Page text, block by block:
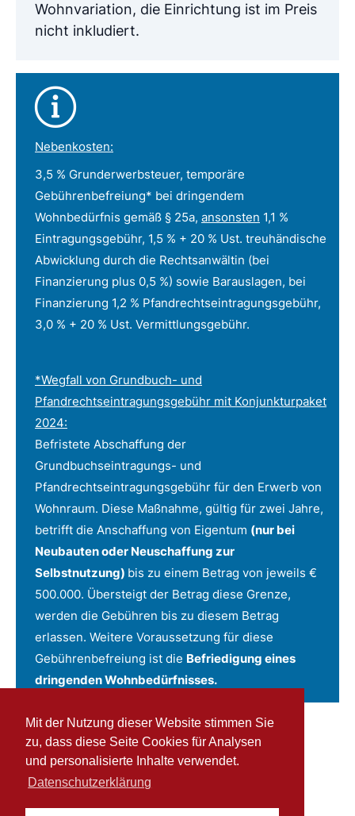
Mit der Nutzung dieser Website stimmen Sie
zu, dass diese Seite Cookies für Analysen
und personalisierte Inhalte verwendet.
Datenschutzerklärung
Wohnvariation, die Einrichtung ist im Preis
nicht inkludiert.
Nebenkosten:
3,5 % Grunderwerbsteuer, temporäre
Gebührenbefreiung* bei dringendem
Wohnbedürfnis gemäß § 25a, ansonsten 1,1 %
Eintragungsgebühr, 1,5 % + 20 % Ust. treuhändische
Abwicklung durch die Rechtsanwältin (bei
Finanzierung plus 0,5 %) sowie Barauslagen, bei
Finanzierung 1,2 % Pfandrechtseintragungsgebühr,
3,0 % + 20 % Ust. Vermittlungsgebühr.
*Wegfall von Grundbuch- und
Pfandrechtseintragungsgebühr mit Konjunkturpaket
2024:
Befristete Abschaffung der
Grundbuchseintragungs- und
Pfandrechtseintragungsgebühr für den Erwerb von
Wohnraum. Diese Maßnahme, gültig für zwei Jahre,
betrifft die Anschaffung von Eigentum (nur bei
Neubauten oder Neuschaffung zur
Selbstnutzung) bis zu einem Betrag von jeweils €
500.000. Übersteigt der Betrag diese Grenze,
werden die Gebühren bis zu diesem Betrag
erlassen. Weitere Voraussetzung für diese
Gebührenbefreiung ist die Befriedigung eines
dringenden Wohnbedürfnisses.